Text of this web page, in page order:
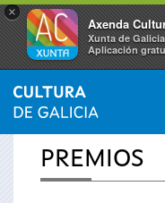
×
Axenda
Xunta de Galicia
Aplicación
Se
encuentra
INICIO
PREMIOS